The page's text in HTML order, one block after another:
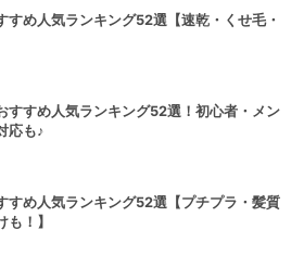
すめ人気ランキング52選【速乾・くせ毛・
すすめ人気ランキング52選！初心者・メン
応も♪
すめ人気ランキング52選【プチプラ・髪質
も！】